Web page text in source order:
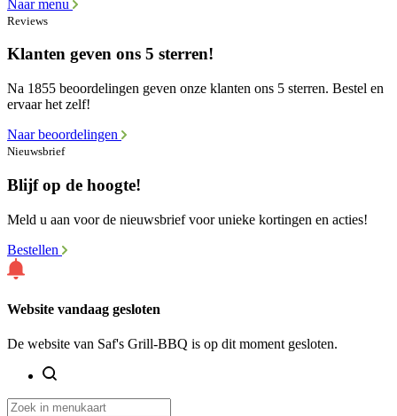
Naar menu
Reviews
Klanten geven ons 5 sterren!
Na 1855 beoordelingen geven onze klanten ons 5 sterren. Bestel en
ervaar het zelf!
Naar beoordelingen
Nieuwsbrief
Blijf op de hoogte!
Meld u aan voor de nieuwsbrief voor unieke kortingen en acties!
Bestellen
Website vandaag gesloten
De website van Saf's Grill-BBQ is op dit moment gesloten.